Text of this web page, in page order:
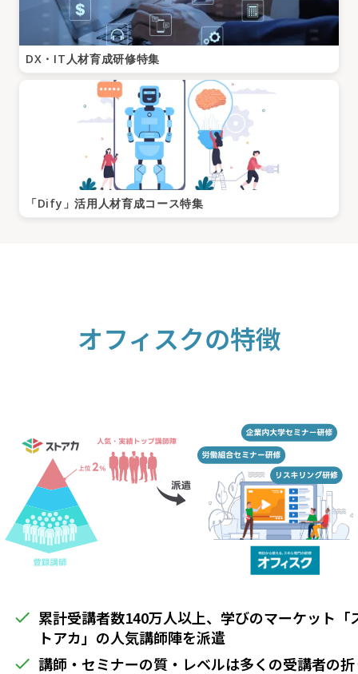
DX・IT人材育成研修特集
「Dify」活用人材育成コース特集
オフィスクの特徴
done 累計受講者数140万人以上、学びのマーケット「
トアカ」の人気講師陣を派遣
done 講師・セミナーの質・レベルは多くの受講者の